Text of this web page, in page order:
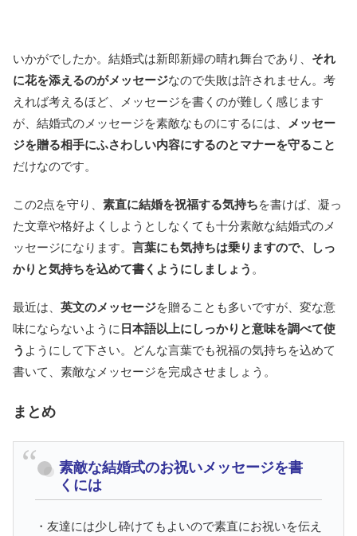
いかがでしたか。結婚式は新郎新婦の晴れ舞台であり、 それ
に花を添えるのがメッセージなので失敗は許されません。考
えれば考えるほど、メッセージを書くのが難しく感じます
が、結婚式のメッセージを素敵なものにするには、
メッセー
ジを贈る相手にふさわしい内容にするのとマナーを守ること
だけなのです。
この2点を守り、 素直に結婚を祝福する気持ちを書けば、凝っ
た文章や格好よくしようとしなくても十分素敵な結婚式のメ
ッセージになります。 言葉にも気持ちは乗りますので、しっ
かりと気持ちを込めて書くようにしましょう 。
最近は、 英文のメッセージを贈ることも多いですが、変な意
味にならないように 日本語以上にしっかりと意味を調べて使
う ようにして下さい。どんな言葉でも祝福の気持ちを込めて
書いて、素敵なメッセージを完成させましょう。
まとめ
素敵な結婚式のお祝いメッセージを書
くには
・友達には少し砕けてもよいので素直にお祝いを伝え